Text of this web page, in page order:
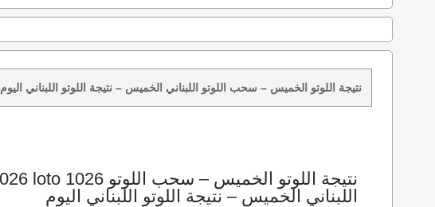
نتائج سحب اللوتو 1026 الخميس 2012-09-27 – سحب zeed زيد loto 1026 loto 1026 نتيجة اللوتو الخميس – سحب اللوتو اللبناني الخميس – نتيجة اللوتو اللبناني اليوم
اللبناني الخميس – نتيجة اللوتو اللبناني اليوم